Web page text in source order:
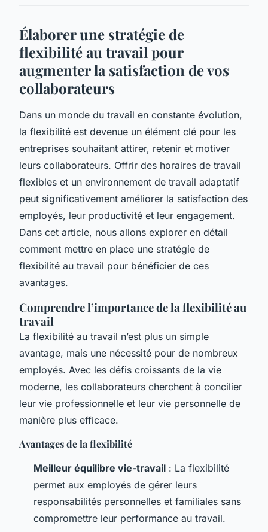
Élaborer une stratégie de
flexibilité au travail pour
augmenter la satisfaction de vos
collaborateurs
Dans un monde du travail en constante évolution,
la flexibilité est devenue un élément clé pour les
entreprises souhaitant attirer, retenir et motiver
leurs collaborateurs. Offrir des horaires de travail
flexibles et un environnement de travail adaptatif
peut significativement améliorer la satisfaction des
employés, leur productivité et leur engagement.
Dans cet article, nous allons explorer en détail
comment mettre en place une stratégie de
flexibilité au travail pour bénéficier de ces
avantages.
Comprendre l’importance de la flexibilité au
travail
La flexibilité au travail n’est plus un simple
avantage, mais une nécessité pour de nombreux
employés. Avec les défis croissants de la vie
moderne, les collaborateurs cherchent à concilier
leur vie professionnelle et leur vie personnelle de
manière plus efficace.
Avantages de la flexibilité
Meilleur équilibre vie-travail : La flexibilité
permet aux employés de gérer leurs
responsabilités personnelles et familiales sans
compromettre leur performance au travail.